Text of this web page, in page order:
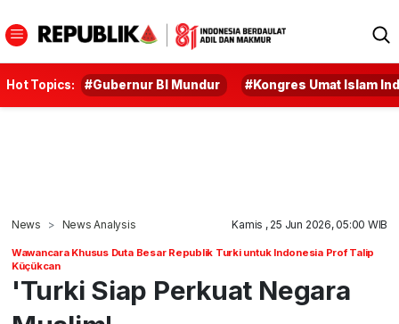
Hot Topics: #Gubernur BI Mundur #Kongres Umat Islam
News News Analysis Kamis , 25 Jun 2026, 05:00 WIB
Wawancara Khusus Duta Besar Republik Turki untuk Indonesia Prof Talip
Küçükcan
'Turki Siap Perkuat Negara